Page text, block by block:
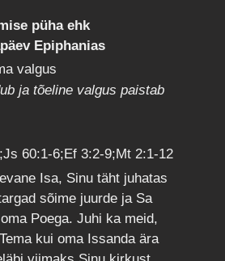
püha ehk
Epiphanias
valgus
ja tõeline valgus paistab
60:1-6;Ef 3:2-9;Mt 2:1-12
Isa, Sinu täht juhatas
sõime juurde ja Sa
Poega. Juhi ka meid,
kui oma Issanda ära